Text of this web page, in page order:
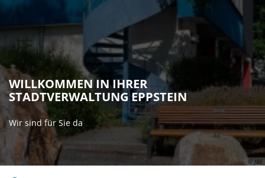
© JBE
WILLKOMMEN IN IHRER
STADTVERWALTUNG EPPSTEIN
Wir sind für Sie da